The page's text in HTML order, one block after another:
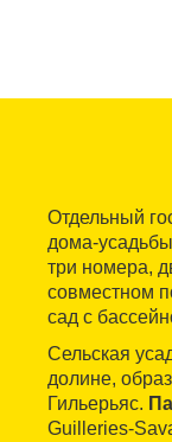
Отдельный
дома-
три номера,
совместном
сад с
Сельская
долине,
Гильерьяс.
Guilleries-